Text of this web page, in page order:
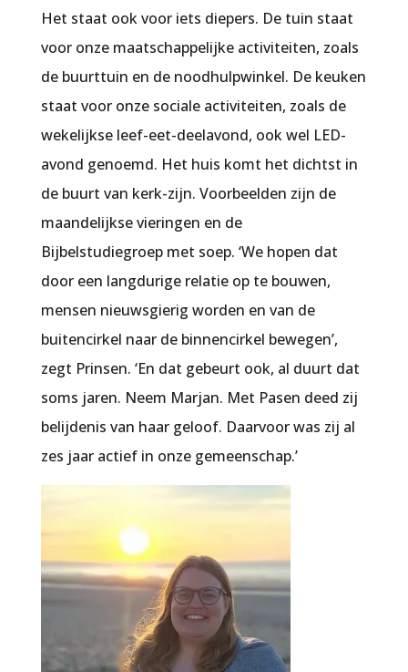
Het staat ook voor iets diepers. De tuin staat
voor onze maatschappelijke activiteiten, zoals
de buurttuin en de noodhulpwinkel. De keuken
staat voor onze sociale activiteiten, zoals de
wekelijkse leef-eet-deelavond, ook wel LED-
avond genoemd. Het huis komt het dichtst in
de buurt van kerk-zijn. Voorbeelden zijn de
maandelijkse vieringen en de
Bijbelstudiegroep met soep. ‘We hopen dat
door een langdurige relatie op te bouwen,
mensen nieuwsgierig worden en van de
buitencirkel naar de binnencirkel bewegen’,
zegt Prinsen. ‘En dat gebeurt ook, al duurt dat
soms jaren. Neem Marjan. Met Pasen deed zij
belijdenis van haar geloof. Daarvoor was zij al
zes jaar actief in onze gemeenschap.’